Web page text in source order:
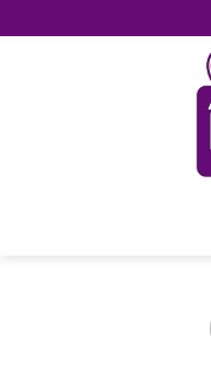
to